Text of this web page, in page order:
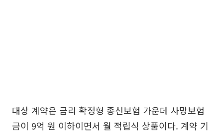
대상 계약은 금리 확정형 종신보험 가운데 사망보험
금이 9억 원 이하이면서 월 적립식 상품이다. 계약 기